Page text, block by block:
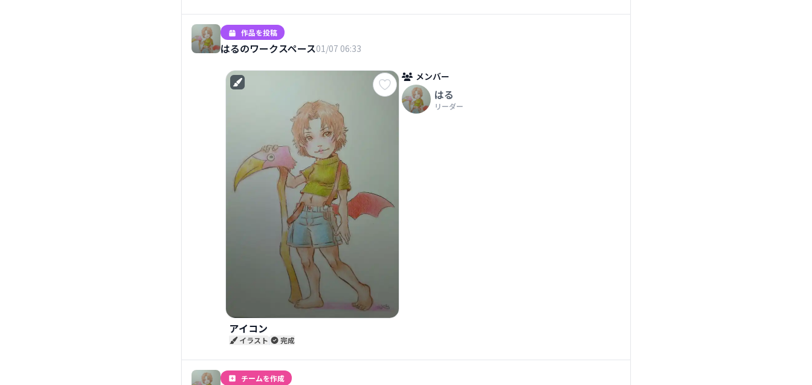
作品を投稿
はるのワークスペース01/07 06:33
アイコン
イラスト| 完成
メンバー
はる
リーダー
チームを作成